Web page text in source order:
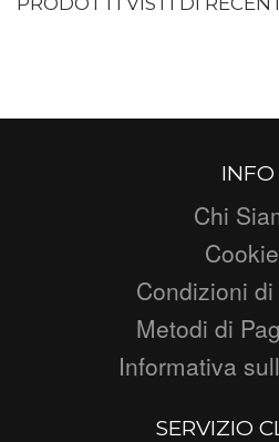
INFO
Chi
Condizioni
Metodi di
Informativa
SERVIZIO